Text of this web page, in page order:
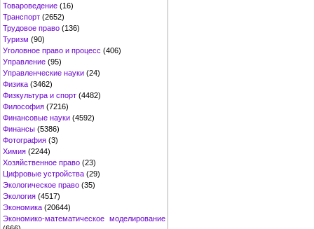
Товароведение (16)
Транспорт (2652)
Трудовое право (136)
Туризм (90)
Уголовное право и процесс (406)
Управление (95)
Управленческие науки (24)
Физика (3462)
Физкультура и спорт (4482)
Философия (7216)
Финансовые науки (4592)
Финансы (5386)
Фотография (3)
Химия (2244)
Хозяйственное право (23)
Цифровые устройства (29)
Экологическое право (35)
Экология (4517)
Экономика (20644)
Экономико-математическое моделирование